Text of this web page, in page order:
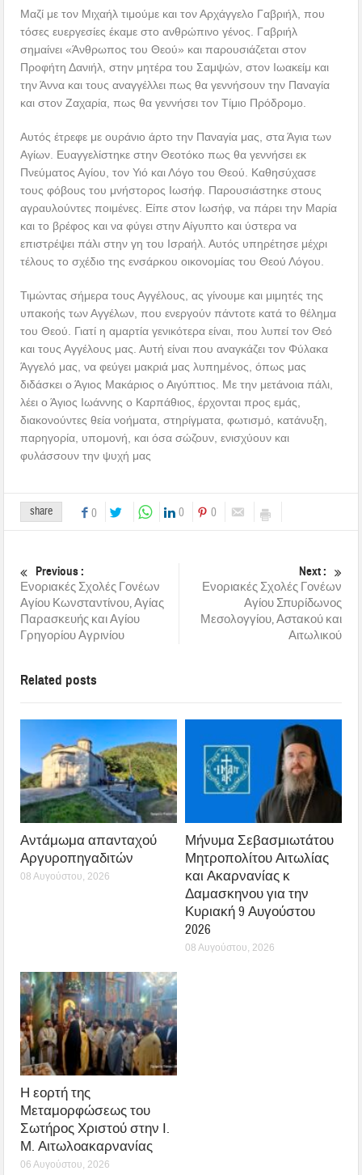
Μαζί με τον Μιχαήλ τιμούμε και τον Αρχάγγελο Γαβριήλ, που
τόσες ευεργεσίες έκαμε στο ανθρώπινο γένος. Γαβριήλ
σημαίνει «Άνθρωπος του Θεού» και παρουσιάζεται στον
Προφήτη Δανιήλ, στην μητέρα του Σαμψών, στον Ιωακείμ και
την Άννα και τους αναγγέλλει πως θα γεννήσουν την Παναγία
και στον Ζαχαρία, πως θα γεννήσει τον Τίμιο Πρόδρομο.
Αυτός έτρεφε με ουράνιο άρτο την Παναγία μας, στα Άγια των
Αγίων. Ευαγγελίστηκε στην Θεοτόκο πως θα γεννήσει εκ
Πνεύματος Αγίου, τον Υιό και Λόγο του Θεού. Καθησύχασε
τους φόβους του μνήστορος Ιωσήφ. Παρουσιάστηκε στους
αγραυλούντες ποιμένες. Είπε στον Ιωσήφ, να πάρει την Μαρία
και το βρέφος και να φύγει στην Αίγυπτο και ύστερα να
επιστρέψει πάλι στην γη του Ισραήλ. Αυτός υπηρέτησε μέχρι
τέλους το σχέδιο της ενσάρκου οικονομίας του Θεού Λόγου.
Τιμώντας σήμερα τους Αγγέλους, ας γίνουμε και μιμητές της
υπακοής των Αγγέλων, που ενεργούν πάντοτε κατά το θέλημα
του Θεού. Γιατί η αμαρτία γενικότερα είναι, που λυπεί τον Θεό
και τους Αγγέλους μας. Αυτή είναι που αναγκάζει τον Φύλακα
Άγγελό μας, να φεύγει μακριά μας λυπημένος, όπως μας
διδάσκει ο Άγιος Μακάριος ο Αιγύπτιος. Με την μετάνοια πάλι,
λέει ο Άγιος Ιωάννης ο Καρπάθιος, έρχονται προς εμάς,
διακονούντες θεία νοήματα, στηρίγματα, φωτισμό, κατάνυξη,
παρηγορία, υπομονή, και όσα σώζουν, ενισχύουν και
φυλάσσουν την ψυχή μας
share 0 0 0
Previous :
Ενοριακές Σχολές Γονέων
Αγίου Κωνσταντίνου, Αγίας
Παρασκευής και Αγίου
Γρηγορίου Αγρινίου
Next :
Ενοριακές Σχολές Γονέων
Αγίου Σπυρίδωνος
Μεσολογγίου, Αστακού και
Αιτωλικού
Related posts
Αντάμωμα απανταχού
Αργυροπηγαδιτών
08 Αυγούστου, 2026
Μήνυμα Σεβασμιωτάτου
Μητροπολίτου Αιτωλίας
και Ακαρνανίας κ
Δαμασκηνου για την
Κυριακή 9 Αυγούστου
2026
08 Αυγούστου, 2026
Η εορτή της
Μεταμορφώσεως του
Σωτήρος Χριστού στην Ι.
Μ. Αιτωλοακαρνανίας
06 Αυγούστου, 2026